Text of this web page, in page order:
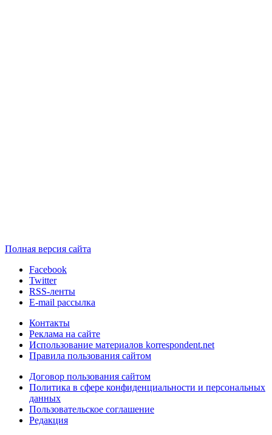
Полная версия сайта
Facebook
Twitter
RSS-ленты
E-mail рассылка
Контакты
Реклама на сайте
Использование материалов korrespondent.net
Правила пользования сайтом
Договор пользования сайтом
Политика в сфере конфиденциальности и персональных
данных
Пользовательское соглашение
Редакция